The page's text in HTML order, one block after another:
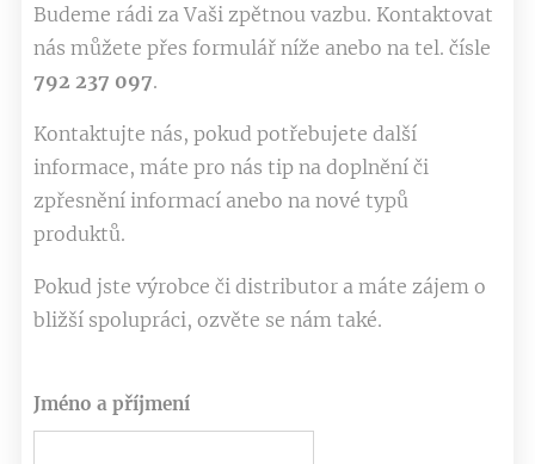
Budeme rádi za Vaši zpětnou vazbu. Kontaktovat
nás můžete přes formulář níže anebo na tel. čísle
792 237 097.
Kontaktujte nás, pokud potřebujete další
informace, máte pro nás tip na doplnění či
zpřesnění informací anebo na nové typů
produktů.
Pokud jste výrobce či distributor a máte zájem o
bližší spolupráci, ozvěte se nám také.
Jméno a příjmení